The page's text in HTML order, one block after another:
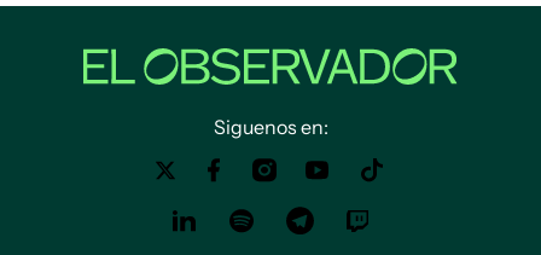
Siguenos en: